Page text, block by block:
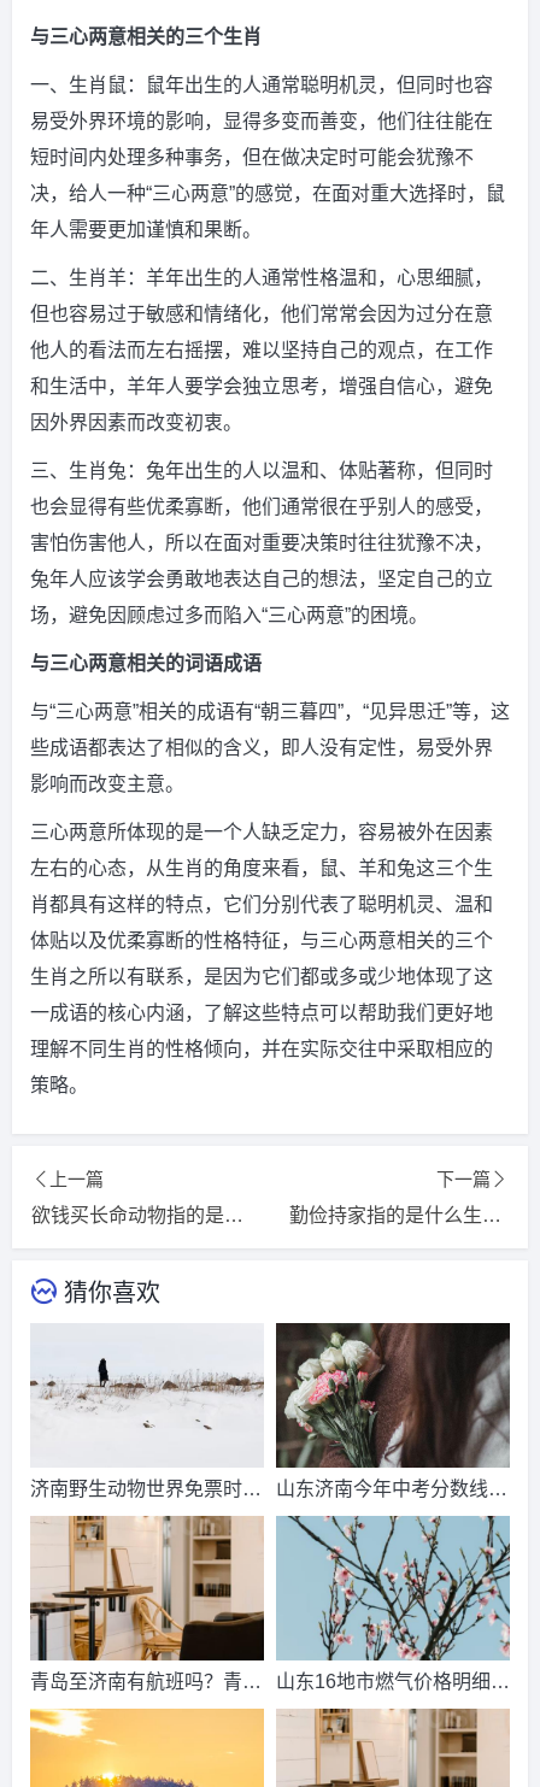
与三心两意相关的三个生肖
一、生肖鼠：鼠年出生的人通常聪明机灵，但同时也容
易受外界环境的影响，显得多变而善变，他们往往能在
短时间内处理多种事务，但在做决定时可能会犹豫不
决，给人一种“三心两意”的感觉，在面对重大选择时，鼠
年人需要更加谨慎和果断。
二、生肖羊：羊年出生的人通常性格温和，心思细腻，
但也容易过于敏感和情绪化，他们常常会因为过分在意
他人的看法而左右摇摆，难以坚持自己的观点，在工作
和生活中，羊年人要学会独立思考，增强自信心，避免
因外界因素而改变初衷。
三、生肖兔：兔年出生的人以温和、体贴著称，但同时
也会显得有些优柔寡断，他们通常很在乎别人的感受，
害怕伤害他人，所以在面对重要决策时往往犹豫不决，
兔年人应该学会勇敢地表达自己的想法，坚定自己的立
场，避免因顾虑过多而陷入“三心两意”的困境。
与三心两意相关的词语成语
与“三心两意”相关的成语有“朝三暮四”，“见异思迁”等，这
些成语都表达了相似的含义，即人没有定性，易受外界
影响而改变主意。
三心两意所体现的是一个人缺乏定力，容易被外在因素
左右的心态，从生肖的角度来看，鼠、羊和兔这三个生
肖都具有这样的特点，它们分别代表了聪明机灵、温和
体贴以及优柔寡断的性格特征，与三心两意相关的三个
生肖之所以有联系，是因为它们都或多或少地体现了这
一成语的核心内涵，了解这些特点可以帮助我们更好地
理解不同生肖的性格倾向，并在实际交往中采取相应的
策略。
上一篇
欲钱买长命动物指的是什么生肖，猜一词语释义解释落实
下一篇
勤俭持家指的是什么生肖，猜一词语释义解释落实
猜你喜欢
济南野生动物世界免票时
间？济南动物王国票价？
山东济南今年中考分数线出
来了吗？济南中考总分多
青岛至济南有航班吗？青岛
到济南的高铁票多钱？
山东16地市燃气价格明细？
2021山东天然气费收费标